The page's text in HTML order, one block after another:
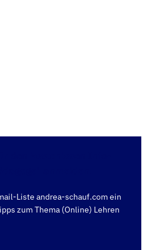
Liste andrea-schauf.com ein
zum Thema (Online) Lehren